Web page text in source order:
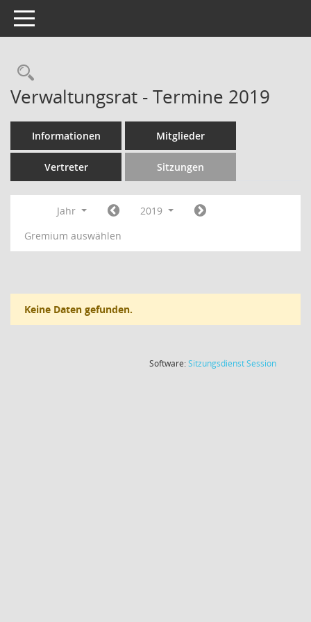
Toggle navigation
Rechercheauswahl
Verwaltungsrat - Termine 2019
Informationen Mitglieder
Vertreter Sitzungen
Jahr
2019
Gremium auswählen
Keine Daten gefunden.
Software:SitzungsdienstSession(Wird in